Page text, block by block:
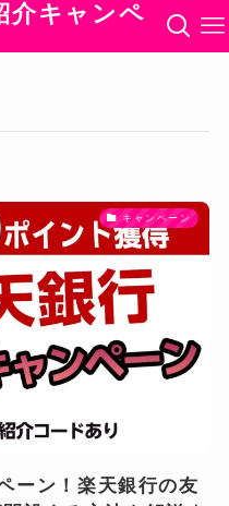
介キャンペ
キャンペーン
ーン！楽天銀行の友